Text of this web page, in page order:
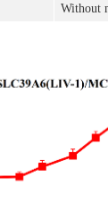
Without